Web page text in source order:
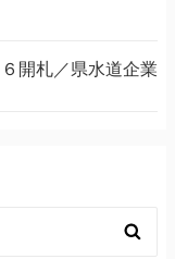
開札／県水道企業